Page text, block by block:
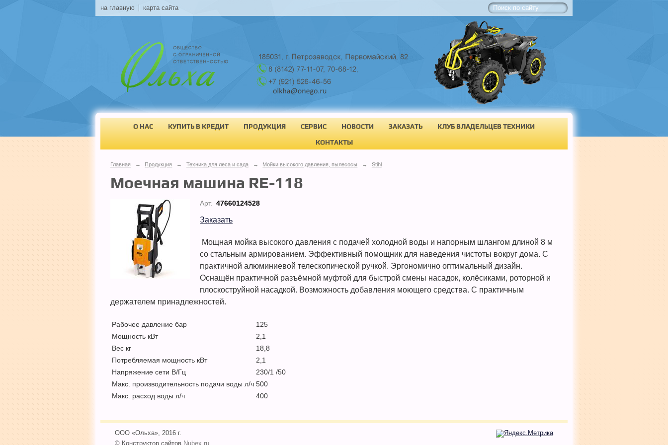
на главную карта сайта
О НАС КУПИТЬ В КРЕДИТ ПРОДУКЦИЯ СЕРВИС НОВОСТИ ЗАКАЗАТЬ
КЛУБ ВЛАДЕЛЬЦЕВ ТЕХНИКИ
КОНТАКТЫ
Главная → Продукция → Техника для леса и сада → Мойки высокого давления, пылесосы → Stihl
Моечная машина RE-118
Арт. 47660124528
Заказать
Мощная мойка высокого давления с подачей холодной воды и напорным шлангом длиной 8 м
со стальным армированием. Эффективный помощник для наведения чистоты вокруг дома. С
практичной алюминиевой телескопической ручкой. Эргономично оптимальный дизайн.
Оснащён практичной разъёмной муфтой для быстрой смены насадок, колёсиками, роторной и
плоскоструйной насадкой. Возможность добавления моющего средства. С практичным
держателем принадлежностей.
Рабочее давление бар
125
Мощность кВт
2,1
Вес кг
18,8
Потребляемая мощность кВт
2,1
Напряжение сети В/Гц
230/1 /50
Макс. производительность подачи воды л/ч 500
Макс. расход воды л/ч
400
ООО «Ольха», 2016 г.